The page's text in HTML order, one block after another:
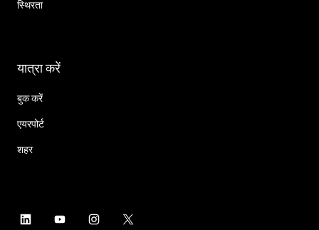
स्थिरता
यात्रा करें
बुक करें
एयरपोर्ट
शहर